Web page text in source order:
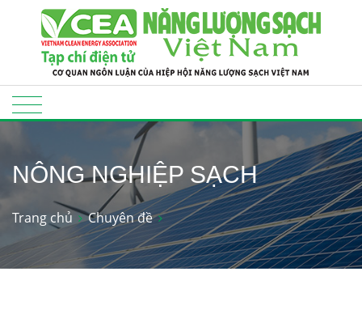
NÔNG NGHIỆP SẠCH
Trang chủ Chuyên đề